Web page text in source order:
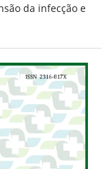
da infecção e